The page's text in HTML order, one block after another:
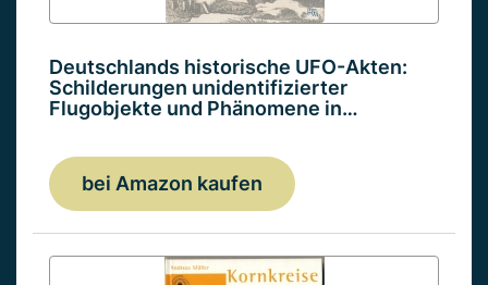
Deutschlands historische UFO-Akten:
Schilderungen unidentifizierter
Flugobjekte und Phänomene in…
bei Amazon kaufen